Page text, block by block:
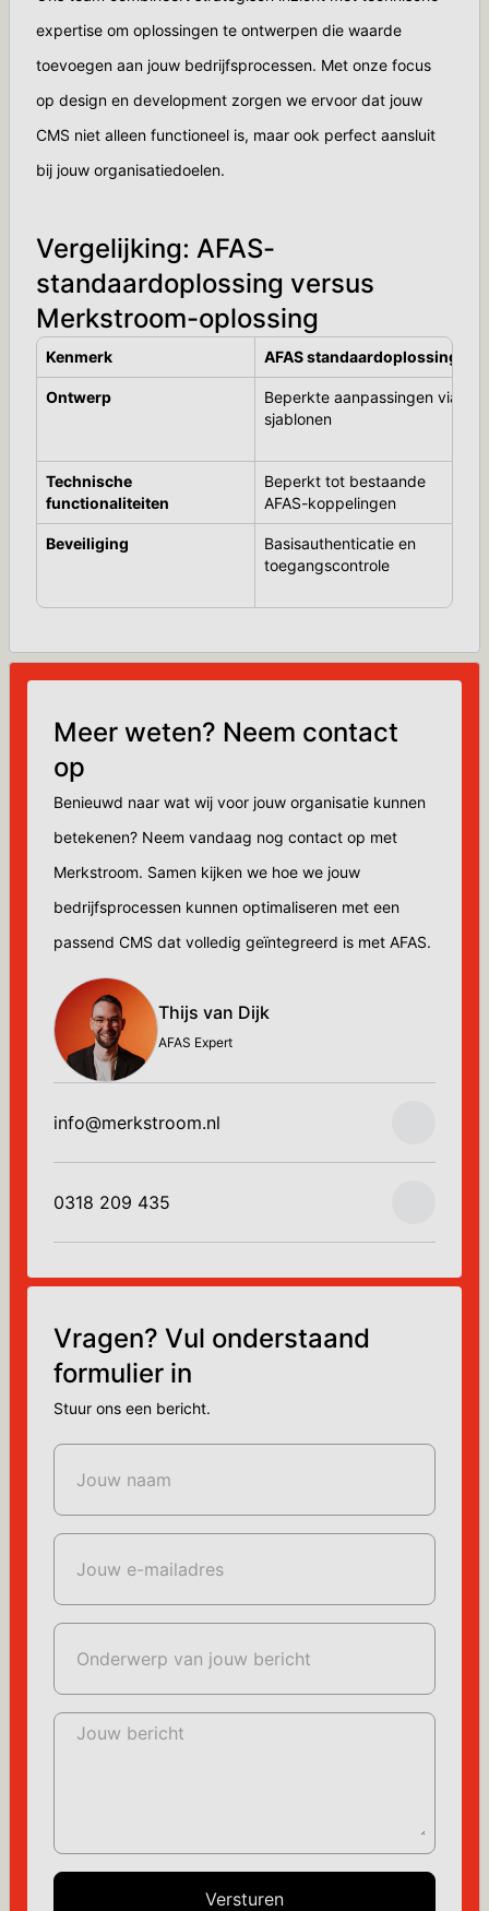
expertise om oplossingen te ontwerpen die waarde
toevoegen aan jouw bedrijfsprocessen. Met onze focus
op design en development zorgen we ervoor dat jouw
CMS niet alleen functioneel is, maar ook perfect aansluit
bij jouw organisatiedoelen.
Vergelijking: AFAS-
standaardoplossing versus
Merkstroom-oplossing
Kenmerk AFAS standaardoplossing
Ontwerp
Beperkte aanpassingen via
sjablonen
Technische
functionaliteiten
Beperkt tot bestaande
AFAS-koppelingen
Beveiliging
Basisauthenticatie en
toegangscontrole
Meer weten? Neem contact
op
Benieuwd naar wat wij voor jouw organisatie kunnen
betekenen? Neem vandaag nog contact op met
Merkstroom. Samen kijken we hoe we jouw
bedrijfsprocessen kunnen optimaliseren met een
passend CMS dat volledig geïntegreerd is met AFAS.
Thijs van Dijk
AFAS Expert
info@merkstroom.nl
0318 209 435
Vragen? Vul onderstaand
formulier in
Stuur ons een bericht.
Jouw naam
Jouw e-mailadres
Onderwerp van jouw bericht
Jouw bericht
Versturen